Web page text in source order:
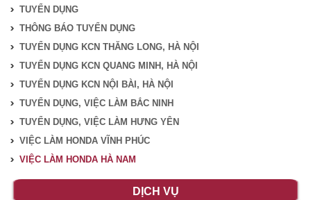
TUYỂN DỤNG
THÔNG BÁO TUYỂN DỤNG
TUYỂN DỤNG KCN THĂNG LONG, HÀ NỘI
TUYỂN DỤNG KCN QUANG MINH, HÀ NỘI
TUYỂN DỤNG KCN NỘI BÀI, HÀ NỘI
TUYỂN DỤNG, VIỆC LÀM BẮC NINH
TUYỂN DỤNG, VIỆC LÀM HƯNG YÊN
VIỆC LÀM HONDA VĨNH PHÚC
VIỆC LÀM HONDA HÀ NAM
DỊCH VỤ